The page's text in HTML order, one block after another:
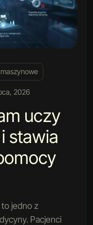
2026
uczy
stawia
jedno z
Pacjenci